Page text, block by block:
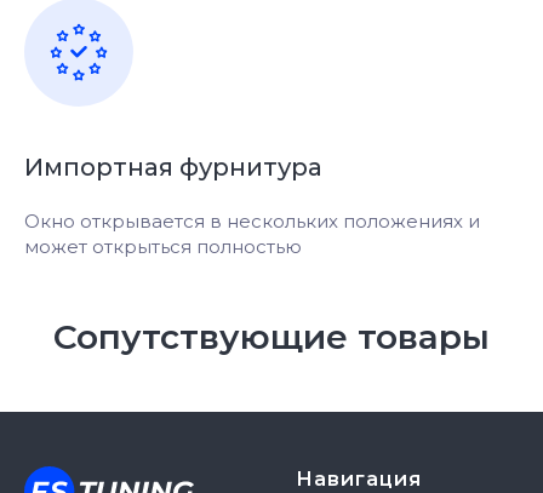
Импортная фурнитура
Окно открывается в нескольких положениях и
может открыться полностью
Сопутствующие товары
Навигация